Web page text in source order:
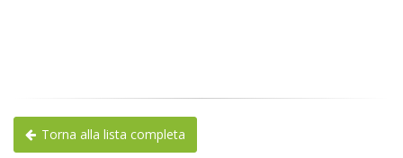
Torna alla lista completa